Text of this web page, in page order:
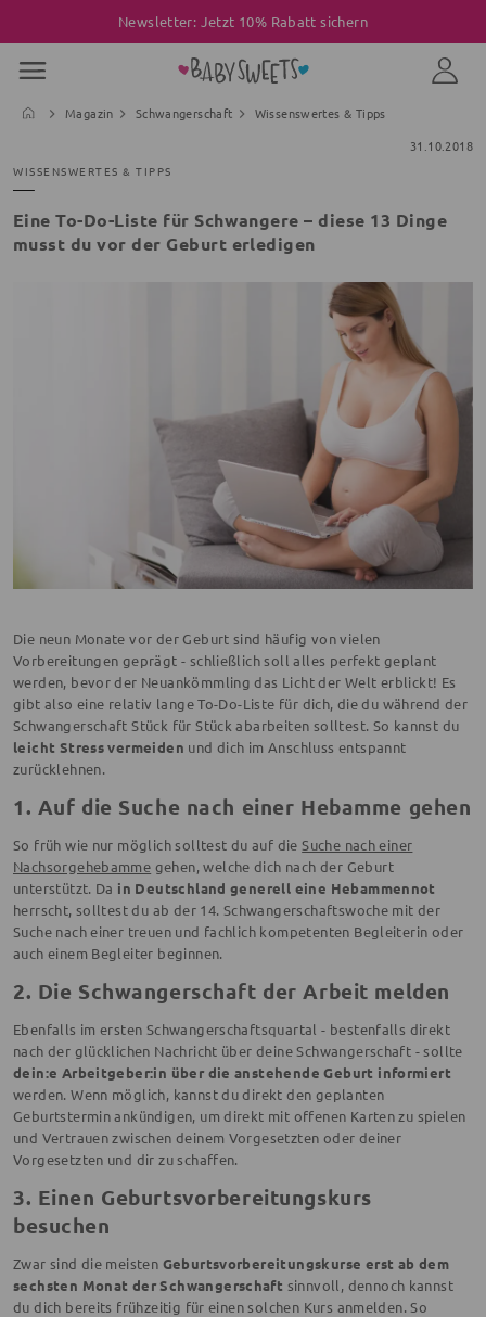
Newsletter: Jetzt 10% Rabatt sichern
Magazin Schwangerschaft
Wissenswertes & Tipps
31.10.2018
WISSENSWERTES & TIPPS
Eine To-Do-Liste für Schwangere – diese 13 Dinge
musst du vor der Geburt erledigen
Die neun Monate vor der Geburt sind häufig von vielen
Vorbereitungen geprägt - schließlich soll alles perfekt geplant
werden, bevor der Neuankömmling das Licht der Welt erblickt! Es
gibt also eine relativ lange To-Do-Liste für dich, die du während der
Schwangerschaft Stück für Stück abarbeiten solltest. So kannst du
leicht Stress vermeiden und dich im Anschluss entspannt
zurücklehnen.
1. Auf die Suche nach einer Hebamme gehen
So früh wie nur möglich solltest du auf dieSuche nach einer
Nachsorgehebamme gehen, welche dich nach der Geburt
unterstützt. Da in Deutschland generell eine Hebammennot
herrscht, solltest du ab der 14. Schwangerschaftswoche mit der
Suche nach einer treuen und fachlich kompetenten Begleiterin oder
auch einem Begleiter beginnen.
2. Die Schwangerschaft der Arbeit melden
Ebenfalls im ersten Schwangerschaftsquartal - bestenfalls direkt
nach der glücklichen Nachricht über deine Schwangerschaft - sollte
dein:e Arbeitgeber:in über die anstehende Geburt informiert
werden. Wenn möglich, kannst du direkt den geplanten
Geburtstermin ankündigen, um direkt mit offenen Karten zu spielen
und Vertrauen zwischen deinem Vorgesetzten oder deiner
Vorgesetzten und dir zu schaffen.
3. Einen Geburtsvorbereitungskurs
besuchen
Zwar sind die meisten Geburtsvorbereitungskurse erst ab dem
sechsten Monat der Schwangerschaft sinnvoll, dennoch kannst
du dich bereits frühzeitig für einen solchen Kurs anmelden. So